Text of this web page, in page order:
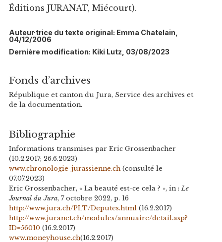
Éditions JURANAT, Miécourt).
Auteur·trice du texte original: Emma Chatelain,
04/12/2006
Dernière modification: Kiki Lutz, 03/08/2023
Fonds d’archives
République et canton du Jura, Service des archives et
de la documentation.
Bibliographie
Informations transmises par Eric Grossenbacher
(10.2.2017; 26.6.2023)
www.chronologie-jurassienne.ch(consulté le
07.07.2023)
Eric Grossenbacher, « La beauté est-ce cela ? », in : Le
Journal du Jura, 7 octobre 2022, p. 16
http://www.jura.ch/PLT/Deputes.html (16.2.2017)
http://www.juranet.ch/modules/annuaire/detail.asp?
ID=56010 (16.2.2017)
www.moneyhouse.ch(16.2.2017)